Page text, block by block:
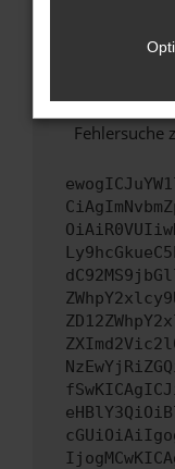
Wende
Wenn du
hast,
versuchen,
uns diesen
Fehlersuche